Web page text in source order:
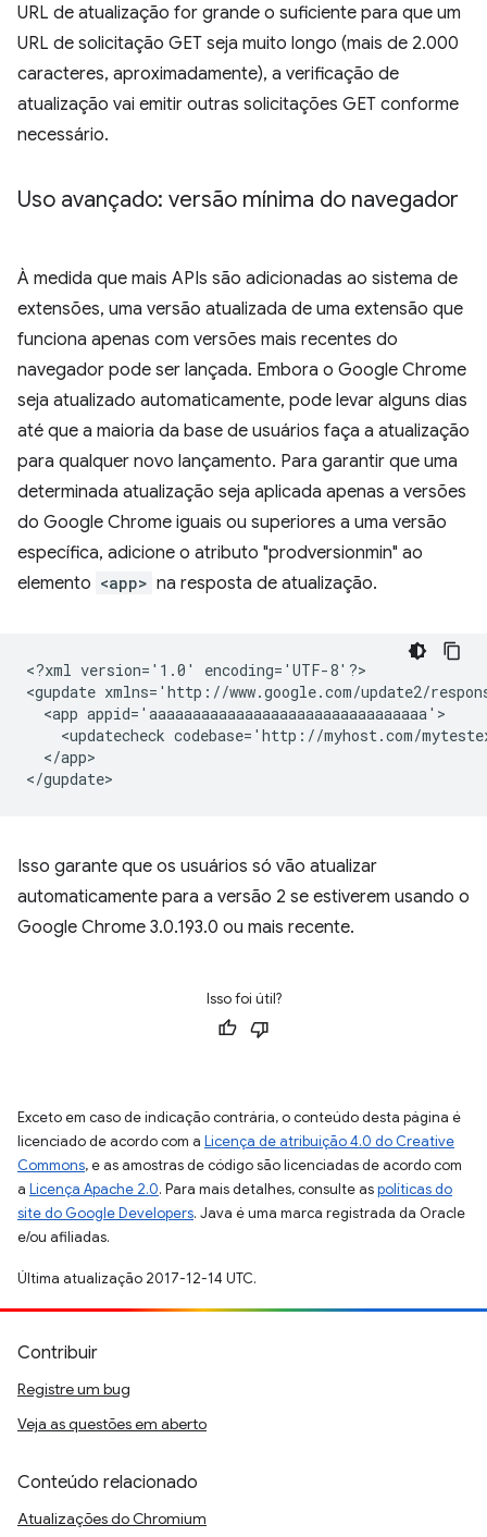
URL de atualização for grande o suficiente para que um
URL de solicitação GET seja muito longo (mais de 2.000
caracteres, aproximadamente), a verificação de
atualização vai emitir outras solicitações GET conforme
necessário.
Uso avançado: versão mínima do navegador
À medida que mais APIs são adicionadas ao sistema de
extensões, uma versão atualizada de uma extensão que
funciona apenas com versões mais recentes do
navegador pode ser lançada. Embora o Google Chrome
seja atualizado automaticamente, pode levar alguns dias
até que a maioria da base de usuários faça a atualização
para qualquer novo lançamento. Para garantir que uma
determinada atualização seja aplicada apenas a versões
do Google Chrome iguais ou superiores a uma versão
específica, adicione o atributo "prodversionmin" ao
elemento <app> na resposta de atualização.
<?xml version='1.0'
encoding='UTF-8'?>
<gupdate xmlns='http://www.google.com/update2/
<app
<updatecheck codebase='http://myhost.com/
</app>
Isso garante que os usuários só vão atualizar
automaticamente para a versão 2 se estiverem usando o
Google Chrome 3.0.193.0 ou mais recente.
Isso foi útil?
Exceto em caso de indicação contrária, o conteúdo desta página é
licenciado de acordo com a Licença de atribuição 4.0 do Creative
Commons, e as amostras de código são licenciadas de acordo com
a Licença Apache 2.0. Para mais detalhes, consulte aspolíticas do
site do Google Developers. Java é uma marca registrada da Oracle
e/ou afiliadas.
Última atualização 2017-12-14 UTC.
Contribuir
Registre um bug
Veja as questões em aberto
Conteúdo relacionado
Atualizações do Chromium